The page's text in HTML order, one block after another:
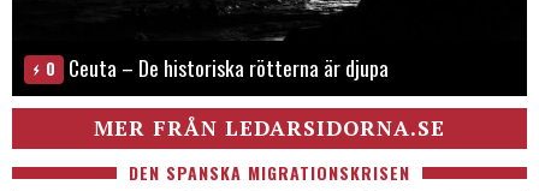
0 Ceuta – De historiska rötterna är djupa
MER FRÅN LEDARSIDORNA.SE
DEN SPANSKA MIGRATIONSKRISEN